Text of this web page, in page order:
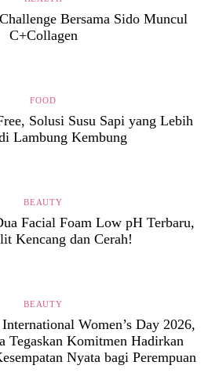
Bersama Sido Muncul
C+Collagen
FOOD
Solusi Susu Sapi yang Lebih
Lambung Kembung
BEAUTY
Facial Foam Low pH Terbaru,
Kencang dan Cerah!
BEAUTY
Women’s Day 2026,
Tegaskan Komitmen Hadirkan
Nyata bagi Perempuan